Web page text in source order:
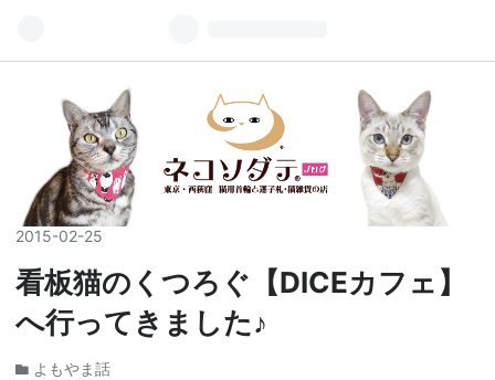
2015-02-25
看板猫のくつろぐ【DICEカフェ】
へ行ってきました♪
よもやま話